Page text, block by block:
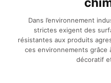
Dans l’environnement
strictes exigent des
résistantes aux produits
ces environnements grâce
décoratif